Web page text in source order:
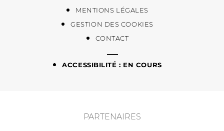
MENTIONS LÉGALES
GESTION DES COOKIES
CONTACT
ACCESSIBILITÉ : EN COURS
PARTENAIRES